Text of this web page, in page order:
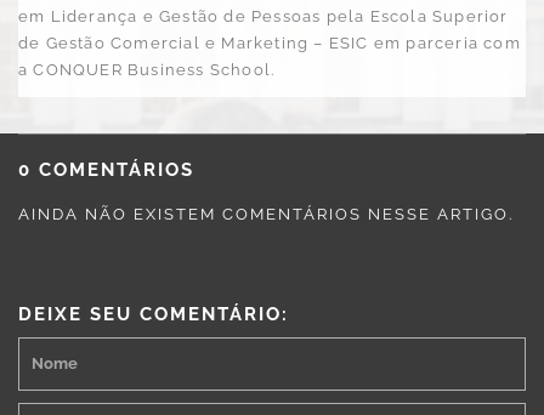
em Liderança e Gestão de Pessoas pela Escola Superior
de Gestão Comercial e Marketing – ESIC em parceria com
a CONQUER Business School.
0 COMENTÁRIOS
AINDA NÃO EXISTEM COMENTÁRIOS NESSE ARTIGO.
DEIXE SEU COMENTÁRIO: